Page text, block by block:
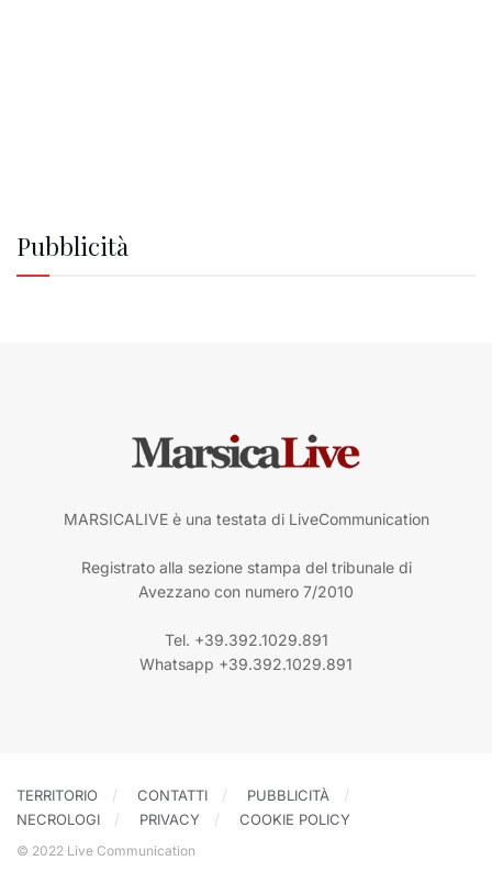
Pubblicità
MARSICALIVE è una testata di LiveCommunication
Registrato alla sezione stampa del tribunale di
Avezzano con numero 7/2010
Tel. +39.392.1029.891
Whatsapp +39.392.1029.891
TERRITORIO CONTATTI
PUBBLICITÀ
NECROLOGI
PRIVACY COOKIE POLICY
© 2022 Live Communication